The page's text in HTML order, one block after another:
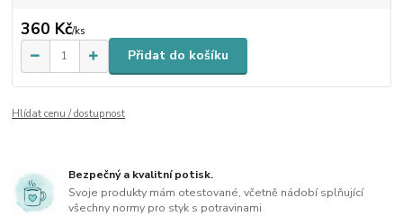
360 Kč/ks
Přidat do košíku
Hlídat cenu / dostupnost
Bezpečný a kvalitní potisk.
Svoje produkty mám otestované, včetně nádobí splňující
všechny normy pro styk s potravinami